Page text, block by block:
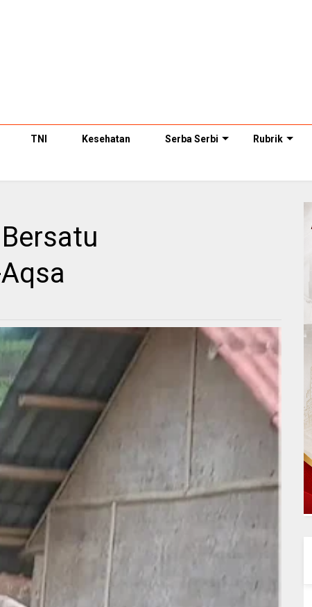
TNI Kesehatan Serba Serbi Rubrik